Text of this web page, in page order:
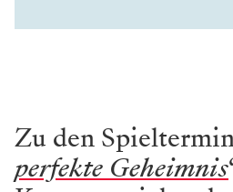
Zu den
perfekte Geheimnis